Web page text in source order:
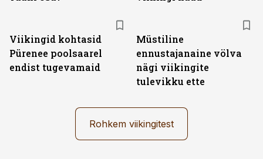
Viikingid kohtasid
Pürenee poolsaarel
endist tugevamaid
Müstiline
ennustajanaine völva
nägi viikingite
tulevikku ette
Rohkem viikingitest